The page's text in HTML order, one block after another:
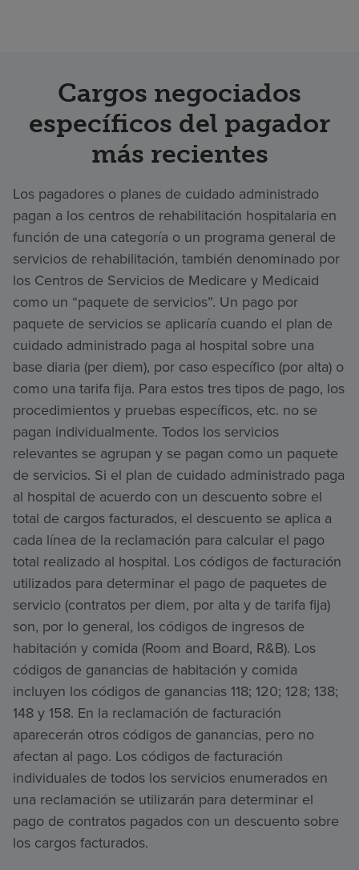
Cargos negociados
específicos del pagador
más recientes
Los pagadores o planes de cuidado administrado
pagan a los centros de rehabilitación hospitalaria en
función de una categoría o un programa general de
servicios de rehabilitación, también denominado por
los Centros de Servicios de Medicare y Medicaid
como un “paquete de servicios”. Un pago por
paquete de servicios se aplicaría cuando el plan de
cuidado administrado paga al hospital sobre una
base diaria (per diem), por caso específico (por alta) o
como una tarifa fija. Para estos tres tipos de pago, los
procedimientos y pruebas específicos, etc. no se
pagan individualmente. Todos los servicios
relevantes se agrupan y se pagan como un paquete
de servicios. Si el plan de cuidado administrado paga
al hospital de acuerdo con un descuento sobre el
total de cargos facturados, el descuento se aplica a
cada línea de la reclamación para calcular el pago
total realizado al hospital. Los códigos de facturación
utilizados para determinar el pago de paquetes de
servicio (contratos per diem, por alta y de tarifa fija)
son, por lo general, los códigos de ingresos de
habitación y comida (Room and Board, R&B). Los
códigos de ganancias de habitación y comida
incluyen los códigos de ganancias 118; 120; 128; 138;
148 y 158. En la reclamación de facturación
aparecerán otros códigos de ganancias, pero no
afectan al pago. Los códigos de facturación
individuales de todos los servicios enumerados en
una reclamación se utilizarán para determinar el
pago de contratos pagados con un descuento sobre
los cargos facturados.